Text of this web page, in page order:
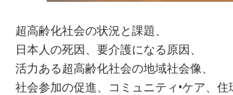
超高齢化社会の状況と課題、
日本人の死因、要介護になる原因、
活力ある超高齢化社会の地域社会像、
社会参加の促進、コミュニティ•ケア、住